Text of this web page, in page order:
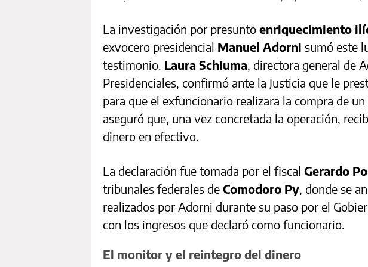
La investigación por presunto enriquecimiento
exvocero presidencial Manuel Adorni sumó este
testimonio. Laura Schiuma, directora general de
Presidenciales, confirmó ante la Justicia que le
para que el exfuncionario realizara la compra de
aseguró que, una vez concretada la operación,
dinero en efectivo.
La declaración fue tomada por el fiscal Gerardo
tribunales federales de Comodoro Py, donde se
realizados por Adorni durante su paso por el
con los ingresos que declaró como funcionario.
El monitor y el reintegro del dinero